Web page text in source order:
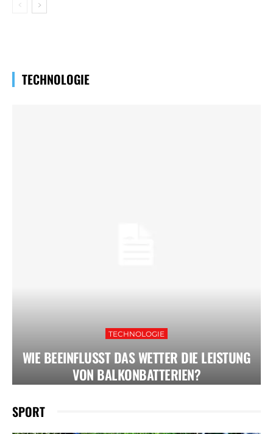
TECHNOLOGIE
TECHNOLOGIE
WIE BEEINFLUSST DAS WETTER DIE LEISTUNG
VON BALKONBATTERIEN?
SPORT